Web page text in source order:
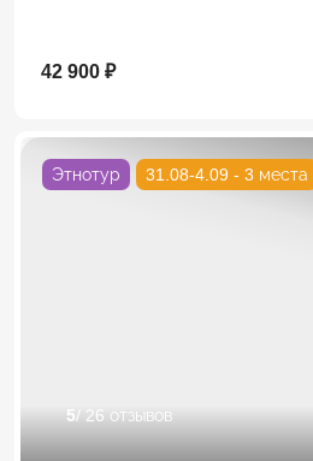
42 900 ₽
Этнотур 31.08-4.09 - 3 места
5/ 26 отзывов